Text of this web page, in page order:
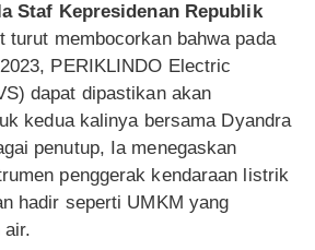
Staf Kepresidenan Republik
turut membocorkan bahwa pada
PERIKLINDO Electric
dapat dipastikan akan
kedua kalinya bersama Dyandra
penutup, Ia menegaskan
penggerak kendaraan listrik
hadir seperti UMKM yang
air.